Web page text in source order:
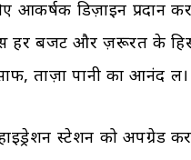
आकर्षक डिज़ाइन प्रदान
हर बजट और ज़रूरत के
ताज़ा पानी का आनंद लें।
स्टेशन को अपग्रेड